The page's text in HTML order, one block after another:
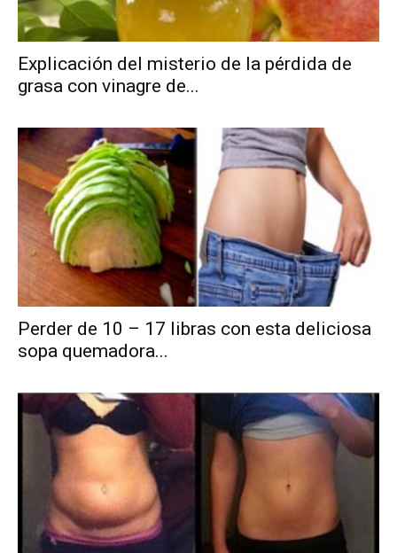
Explicación del misterio de la pérdida de
grasa con vinagre de...
Perder de 10 – 17 libras con esta deliciosa
sopa quemadora...